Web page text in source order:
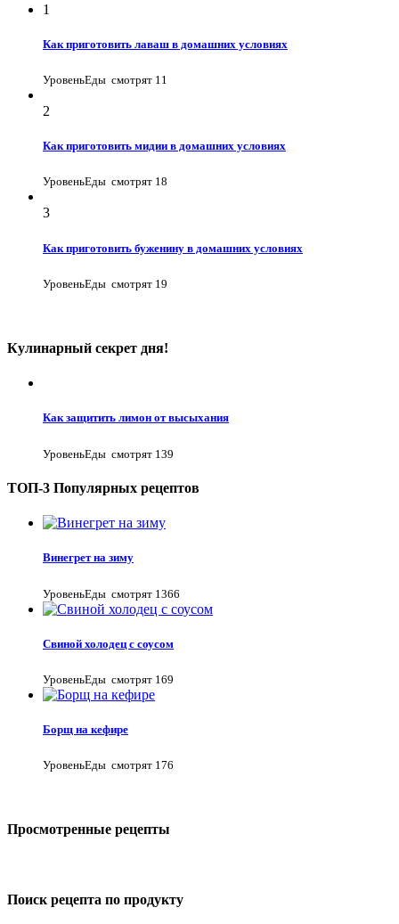
1
Как приготовить лаваш в домашних условиях
УровеньЕды смотрят 11
2
Как приготовить мидии в домашних условиях
УровеньЕды смотрят 18
3
Как приготовить буженину в домашних условиях
УровеньЕды смотрят 19
Кулинарный секрет дня!
Как защитить лимон от высыхания
УровеньЕды смотрят 139
ТОП-3 Популярных рецептов
Винегрет на зиму
УровеньЕды смотрят 1366
Свиной холодец с соусом
УровеньЕды смотрят 169
Борщ на кефире
УровеньЕды смотрят 176
Просмотренные рецепты
Поиск рецепта по продукту